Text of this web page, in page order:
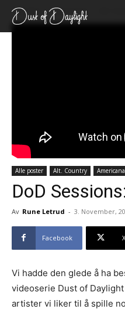
Forsiden Alle poster
Alle poster Alt. Country Americana
DoD
Av Rune Letrud - 3. November,
Facebook X
Vi hadde den glede å ha
videoserie Dust of
artister vi liker til å spille